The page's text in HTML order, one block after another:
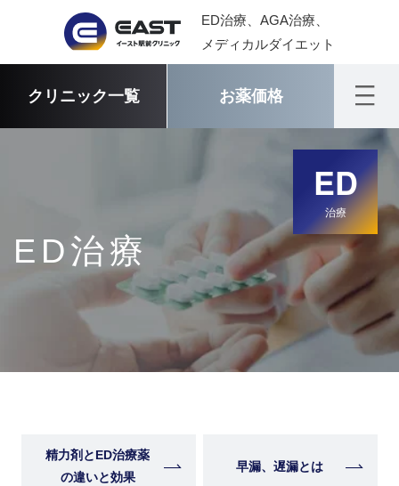
ED治療、AGA治療、
メディカルダイエット
クリニック一覧 お薬価格
ED
治療
ED治療
精力剤とED治療薬
の違いと効果
早漏、遅漏とは